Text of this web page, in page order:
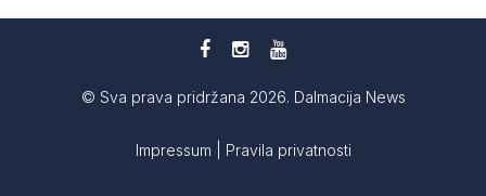
© Sva prava pridržana 2026. Dalmacija News
Impressum Pravila privatnosti